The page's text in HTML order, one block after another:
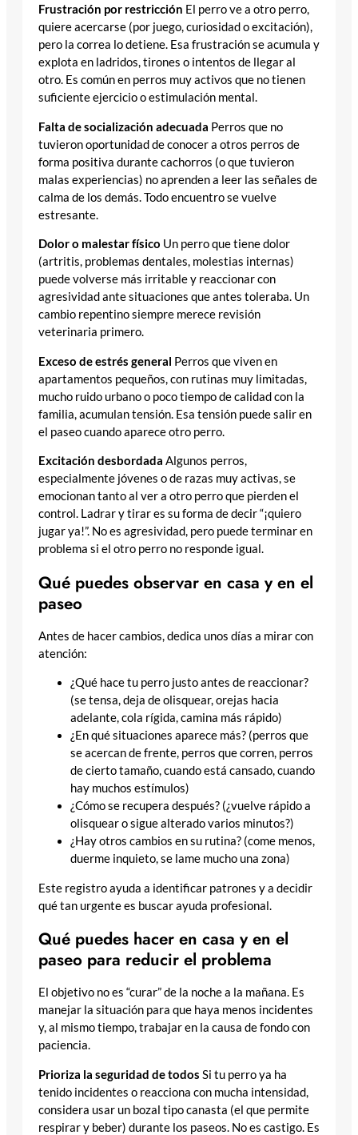
Frustración por restricción El perro ve a otro perro,
quiere acercarse (por juego, curiosidad o excitación),
pero la correa lo detiene. Esa frustración se acumula y
explota en ladridos, tirones o intentos de llegar al
otro. Es común en perros muy activos que no tienen
suficiente ejercicio o estimulación mental.
Falta de socialización adecuada Perros que no
tuvieron oportunidad de conocer a otros perros de
forma positiva durante cachorros (o que tuvieron
malas experiencias) no aprenden a leer las señales de
calma de los demás. Todo encuentro se vuelve
estresante.
Dolor o malestar físico Un perro que tiene dolor
(artritis, problemas dentales, molestias internas)
puede volverse más irritable y reaccionar con
agresividad ante situaciones que antes toleraba. Un
cambio repentino siempre merece revisión
veterinaria primero.
Exceso de estrés general Perros que viven en
apartamentos pequeños, con rutinas muy limitadas,
mucho ruido urbano o poco tiempo de calidad con la
familia, acumulan tensión. Esa tensión puede salir en
el paseo cuando aparece otro perro.
Excitación desbordada Algunos perros,
especialmente jóvenes o de razas muy activas, se
emocionan tanto al ver a otro perro que pierden el
control. Ladrar y tirar es su forma de decir “¡quiero
jugar ya!”. No es agresividad, pero puede terminar en
problema si el otro perro no responde igual.
Qué puedes observar en casa y en el
paseo
Antes de hacer cambios, dedica unos días a mirar con
atención:
¿Qué hace tu perro justo antes de reaccionar?
(se tensa, deja de olisquear, orejas hacia
adelante, cola rígida, camina más rápido)
¿En qué situaciones aparece más? (perros que
se acercan de frente, perros que corren, perros
de cierto tamaño, cuando está cansado, cuando
hay muchos estímulos)
¿Cómo se recupera después? (¿vuelve rápido a
olisquear o sigue alterado varios minutos?)
¿Hay otros cambios en su rutina? (come menos,
duerme inquieto, se lame mucho una zona)
Este registro ayuda a identificar patrones y a decidir
qué tan urgente es buscar ayuda profesional.
Qué puedes hacer en casa y en el
paseo para reducir el problema
El objetivo no es “curar” de la noche a la mañana. Es
manejar la situación para que haya menos incidentes
y, al mismo tiempo, trabajar en la causa de fondo con
paciencia.
Prioriza la seguridad de todos Si tu perro ya ha
tenido incidentes o reacciona con mucha intensidad,
considera usar un bozal tipo canasta (el que permite
respirar y beber) durante los paseos. No es castigo. Es